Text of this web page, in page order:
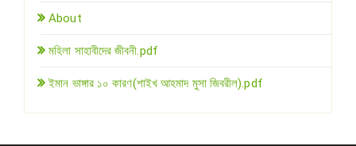
About
মহিলা সাহাবীদের জীবনী.pdf
ইমান ভাঙ্গার ১০ কারণ(শাইখ আহমাদ মুসা জিবরীল).pdf